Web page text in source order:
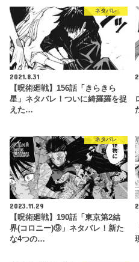
ネタバレ
2021.8.31
【呪術廻戦】156話「きらきら
星」ネタバレ！ついに綺羅羅を捉
えた…
ネタバレ
2023.11.29
【呪術廻戦】190話「東京第2結
界(コロニー)⑨」ネタバレ！新た
な4つの…